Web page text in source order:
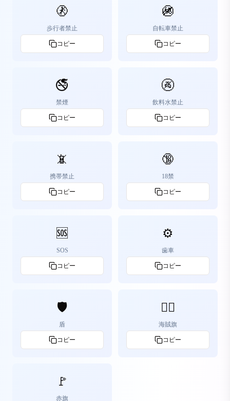
🚷
歩行者禁止
コピー
🚳
自転車禁止
コピー
🚭
禁煙
コピー
🚱
飲料水禁止
コピー
📵
携帯禁止
コピー
🔞
18禁
コピー
🆘
SOS
コピー
⚙️
歯車
コピー
🛡️
盾
コピー
🏴‍☠️
海賊旗
コピー
🚩
赤旗